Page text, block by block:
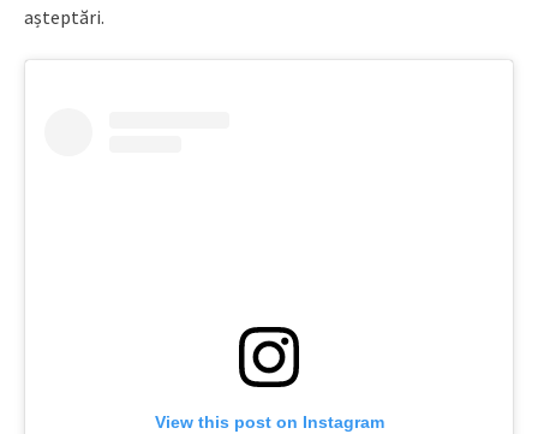
așteptări.
View this post on Instagram